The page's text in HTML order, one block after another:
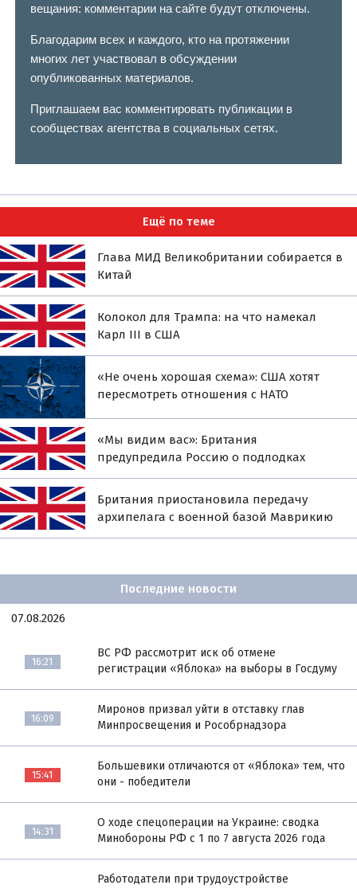
вещания: комментарии на сайте будут отключены.
Благодарим всех и каждого, кто на протяжении
многих лет участвовал в обсуждении
опубликованных материалов.
Приглашаем вас комментировать публикации в
сообществах агентства в социальных сетях.
Ещё по теме
Глава МИД Великобритании собирается в
Китай
Колокол для Трампа: на что намекал
Карл III в США
«Не очень хорошая схема»: США хотят
пересмотреть отношения с НАТО
«Мы видим вас»: Британия
предупредила Россию о подлодках
Британия приостановила передачу
архипелага с военной базой Маврикию
Последние новости
07.08.2026
16:21
ВС РФ рассмотрит иск об отмене
регистрации «Яблока» на выборы в Госдуму
16:09
Миронов призвал уйти в отставку глав
Минпросвещения и Рособрнадзора
15:41
Большевики отличаются от «Яблока» тем, что
они - победители
14:31
О ходе спецоперации на Украине: сводка
Минобороны РФ с 1 по 7 августа 2026 года
Работодатели при трудоустройстве